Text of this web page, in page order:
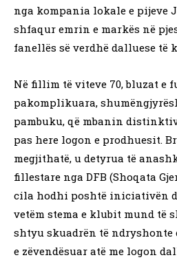
nga kompania lokale e pijeve
shfaqur emrin e markës në
fanellës së verdhë dalluese të
Në fillim të viteve 70, bluzat
pakomplikuara,
pambuku, që mbanin
pas here logon e prodhuesit.
megjithatë, u detyrua të
fillestare nga DFB (Shoqata
cila hodhi poshtë iniciativën
vetëm stema e klubit mund të
shtyu skuadrën të ndryshonte
e zëvendësuar atë me logon